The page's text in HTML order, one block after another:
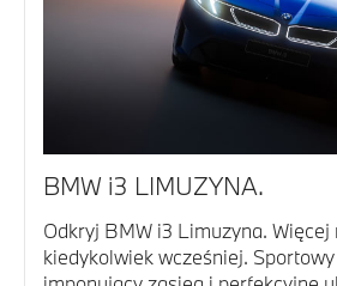
BMW i3 LIMUZYNA.
Odkryj BMW i3 Limuzyna.
kiedykolwiek wcześniej.